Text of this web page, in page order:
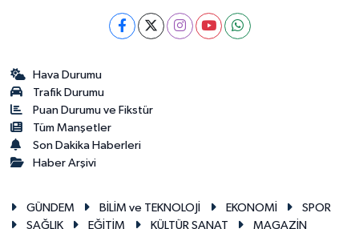
Hava Durumu
Trafik Durumu
Puan Durumu ve Fikstür
Tüm Manşetler
Son Dakika Haberleri
Haber Arşivi
GÜNDEM BİLİM ve TEKNOLOJİ EKONOMİ
SPOR
SAĞLIK
EĞİTİM KÜLTÜR SANAT MAGAZİN